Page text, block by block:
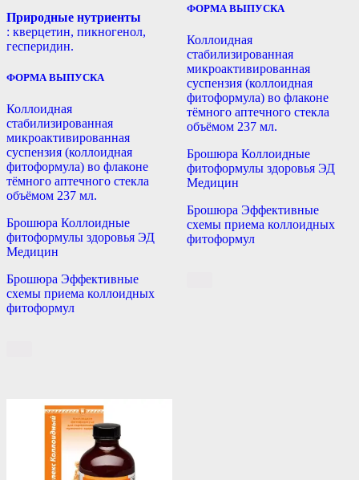
Природные нутриенты
: кверцетин, пикногенол,
гесперидин.
ФОРМА ВЫПУСКА
Коллоидная
стабилизированная
микроактивированная
суспензия (коллоидная
фитоформула) во флаконе
тёмного аптечного стекла
объёмом 237 мл.
Брошюра Коллоидные
фитоформулы здоровья ЭД
Медицин
Брошюра Эффективные
схемы приема коллоидных
фитоформул
ФОРМА ВЫПУСКА
Коллоидная
стабилизированная
микроактивированная
суспензия (коллоидная
фитоформула) во флаконе
тёмного аптечного стекла
объёмом 237 мл.
Брошюра Коллоидные
фитоформулы здоровья ЭД
Медицин
Брошюра Эффективные
схемы приема коллоидных
фитоформул